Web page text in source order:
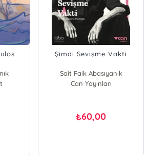
Şimdi Sevişme Vakti
Sait Faik Abasıyanık
Can Yayınları
₺60,00